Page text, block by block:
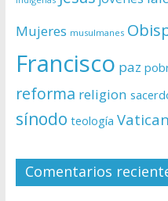
Mujeres musulmanes
Francisco paz
reforma religion
sínodo teología
Comentarios